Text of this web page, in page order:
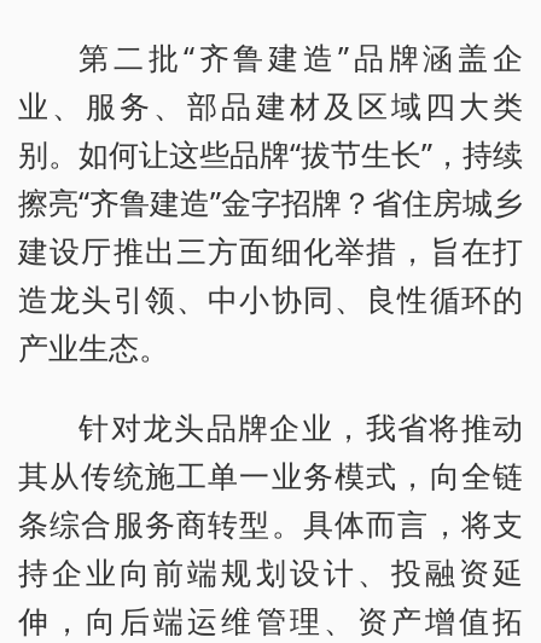
第二批“齐鲁建造”品牌涵盖企
业、服务、部品建材及区域四大类
别。如何让这些品牌“拔节生长”，持续
擦亮“齐鲁建造”金字招牌？省住房城乡
建设厅推出三方面细化举措，旨在打
造龙头引领、中小协同、良性循环的
产业生态。
针对龙头品牌企业，我省将推动
其从传统施工单一业务模式，向全链
条综合服务商转型。具体而言，将支
持企业向前端规划设计、投融资延
伸，向后端运维管理、资产增值拓